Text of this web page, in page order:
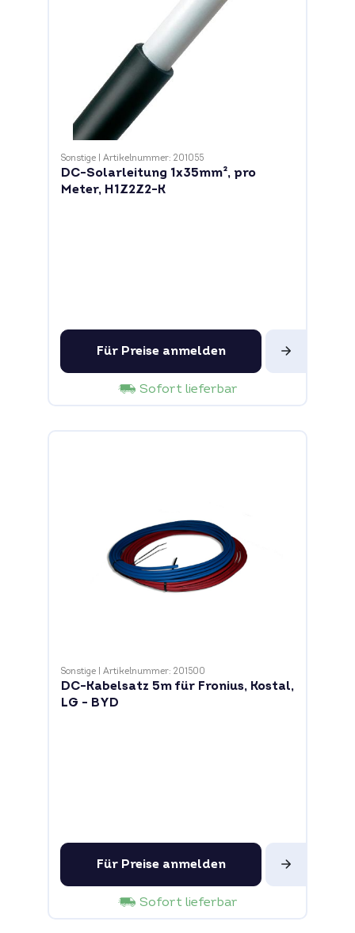
Sonstige Artikelnummer: 201055
DC-Solarleitung 1x35mm², pro
Meter, H1Z2Z2-K
Für Preise anmelden
Sofort lieferbar
Sonstige Artikelnummer: 201500
DC-Kabelsatz 5m für Fronius, Kostal,
LG - BYD
Für Preise anmelden
Sofort lieferbar